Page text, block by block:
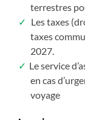
terrestres
Les taxes
taxes
2027.
Le service
en cas
voyage